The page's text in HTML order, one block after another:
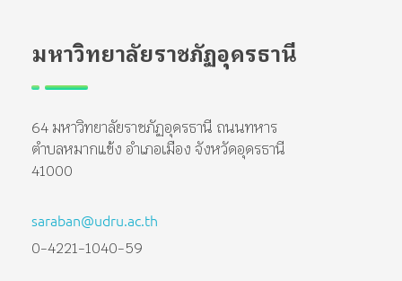
มหาวิทยาลัยราชภัฏอุดรธานี
64 มหาวิทยาลัยราชภัฏอุดรธานี ถนนทหาร
ตำบลหมากแข้ง อำเภอเมือง จังหวัดอุดรธานี
41000
saraban@udru.ac.th
0-4221-1040-59